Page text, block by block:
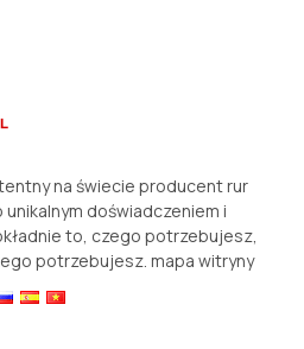
na świecie producent rur
doświadczeniem i
to, czego potrzebujesz,
potrzebujesz. mapa witryny